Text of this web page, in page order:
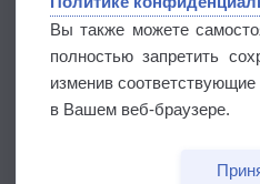
Вы также можете
полностью запретить
изменив соответствующие
в Вашем веб-браузере.